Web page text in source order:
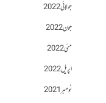
جولائی 2022
جون 2022
مئی 2022
اپریل 2022
نومبر 2021